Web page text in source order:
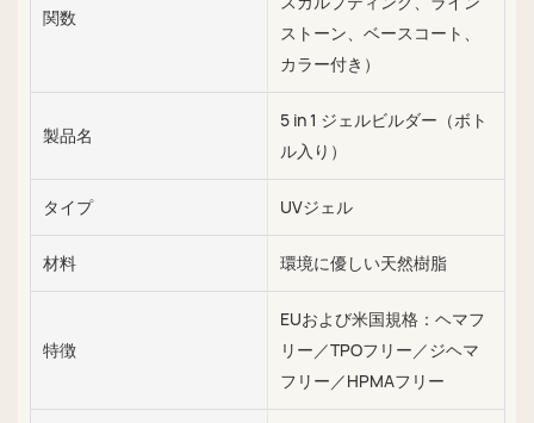
関数
ストーン、ベースコート、
カラー付き）
製品名
5 in 1 ジェルビルダー（ボト
ル入り）
タイプ UVジェル
材料 環境に優しい天然樹脂
特徴
EUおよび米国規格：ヘマフ
リー／TPOフリー／ジヘマ
フリー／HPMAフリー